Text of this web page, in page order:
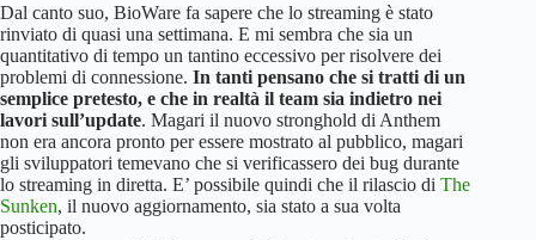
Dal canto suo, BioWare fa sapere che lo streaming è stato
rinviato di quasi una settimana. E mi sembra che sia un
quantitativo di tempo un tantino eccessivo per risolvere dei
problemi di connessione. In tanti pensano che si tratti di un
semplice pretesto, e che in realtà il team sia indietro nei
lavori sull’update. Magari il nuovo stronghold di Anthem
non era ancora pronto per essere mostrato al pubblico, magari
gli sviluppatori temevano che si verificassero dei bug durante
lo streaming in diretta. E’ possibile quindi che il rilascio di The
Sunken, il nuovo aggiornamento, sia stato a sua volta
posticipato.